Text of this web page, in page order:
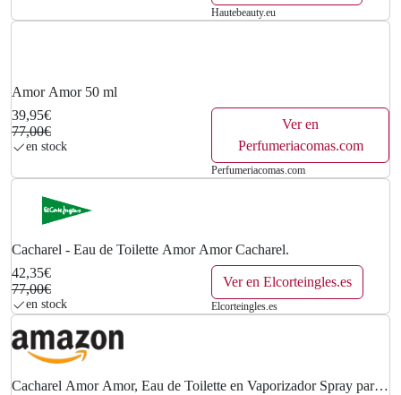
Hautebeauty.eu
Amor Amor 50 ml
39,95€
77,00€
en stock
Ver en
Perfumeriacomas.com
Perfumeriacomas.com
Cacharel - Eau de Toilette Amor Amor Cacharel.
42,35€
77,00€
en stock
Ver en Elcorteingles.es
Elcorteingles.es
Cacharel Amor Amor, Eau de Toilette en Vaporizador Spray para